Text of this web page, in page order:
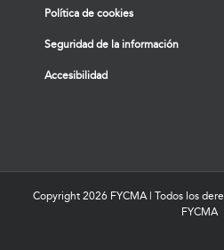
Política de cookies
Seguridad de la información
Accesibilidad
Copyright 2026 FYCMA | Todos los
FYCMA